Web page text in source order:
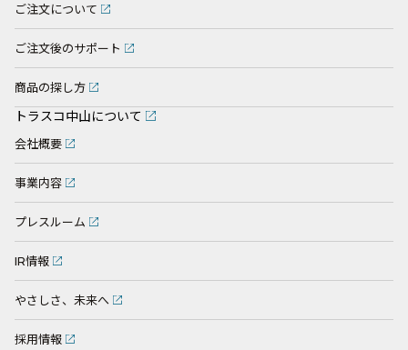
ご注文について
ご注文後のサポート
商品の探し方
トラスコ中山について
会社概要
事業内容
プレスルーム
IR情報
やさしさ、未来へ
採用情報